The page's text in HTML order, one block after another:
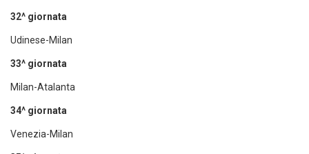
32^ giornata
Udinese-Milan
33^ giornata
Milan-Atalanta
34^ giornata
Venezia-Milan